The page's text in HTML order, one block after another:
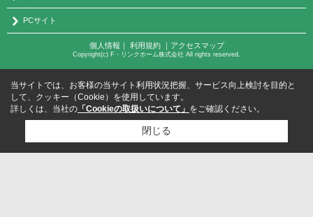
PCサイト
個人情報 ｜ 利用規約｜ アクセスマップ
Copyright(c) F・リンクホーム株式会社 All rights reserved.
当サイトでは、お客様の当サイト利用状況把握、サービス向上検討を目的と
して、クッキー（Cookie）を使用しています。
詳しくは、当社の 「Cookieの取扱いについて」 をご確認ください。
閉じる